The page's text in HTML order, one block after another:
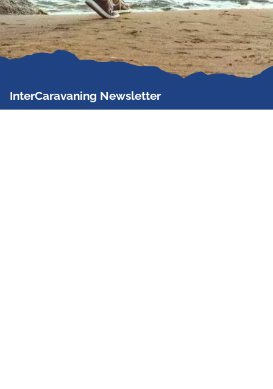
InterCaravaning Newsletter